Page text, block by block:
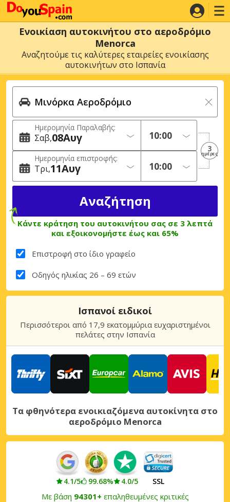
Ενοικίαση αυτοκινήτου στο αεροδρόμιο
Menorca
Αναζητούμε τις καλύτερες εταιρείες ενοικίασης
αυτοκινήτων στο Ισπανία
Ημερομηνία Παραλαβής:
Σαβ 08Αυγ
Ημερομηνία επιστροφής:
Τρι 11Αυγ
3
ημέρες
Κάντε κράτηση του αυτοκινήτου σας σε 3 λεπτά
και εξοικονομήστε έως και 65%
Επιστροφή στο ίδιο γραφείο
Οδηγός ηλικίας 26 – 69 ετών
Ισπανοί ειδικοί
Περισσότεροι από 17,9 εκατομμύρια ευχαριστημένοι
πελάτες στην Ισπανία
Τα φθηνότερα ενοικιαζόμενα αυτοκίνητα στο
αεροδρόμιο Menorca
4.1/5 99.68% 4.0/5 SSL
Με βάση 94301+ επαληθευμένες κριτικές